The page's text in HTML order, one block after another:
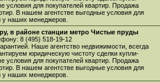
условия для покупателей квартир. Продажа
В нашем агентстве выгодные условия для
у наших менеджеров.
в районе станции метро Чистые пруды
8 (495) 518-19-12
Наше агентство недвижимости, всегда
юридическую чистоту сделки купли-
условия для покупателей квартир. Продажа
В нашем агентстве выгодные условия для
у наших менеджеров.